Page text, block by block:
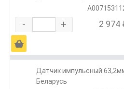
- + 2 974
Ä
Датчик импульсный
Беларусь